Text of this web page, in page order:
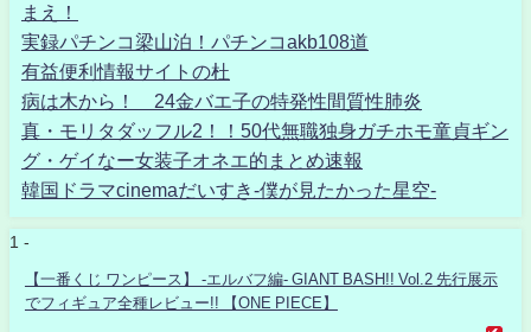
まえ！
実録パチンコ梁山泊！パチンコakb108道
有益便利情報サイトの杜
病は木から！ 24金バエ子の特発性間質性肺炎
真・モリタダッフル2！！50代無職独身ガチホモ童貞ギン
グ・ゲイなー女装子オネエ的まとめ速報
韓国ドラマcinemaだいすき-僕が見たかった星空-
1 -
【一番くじ ワンピース】 -エルバフ編- GIANT BASH!! Vol.2 先行展示
でフィギュア全種レビュー!! 【ONE PIECE】